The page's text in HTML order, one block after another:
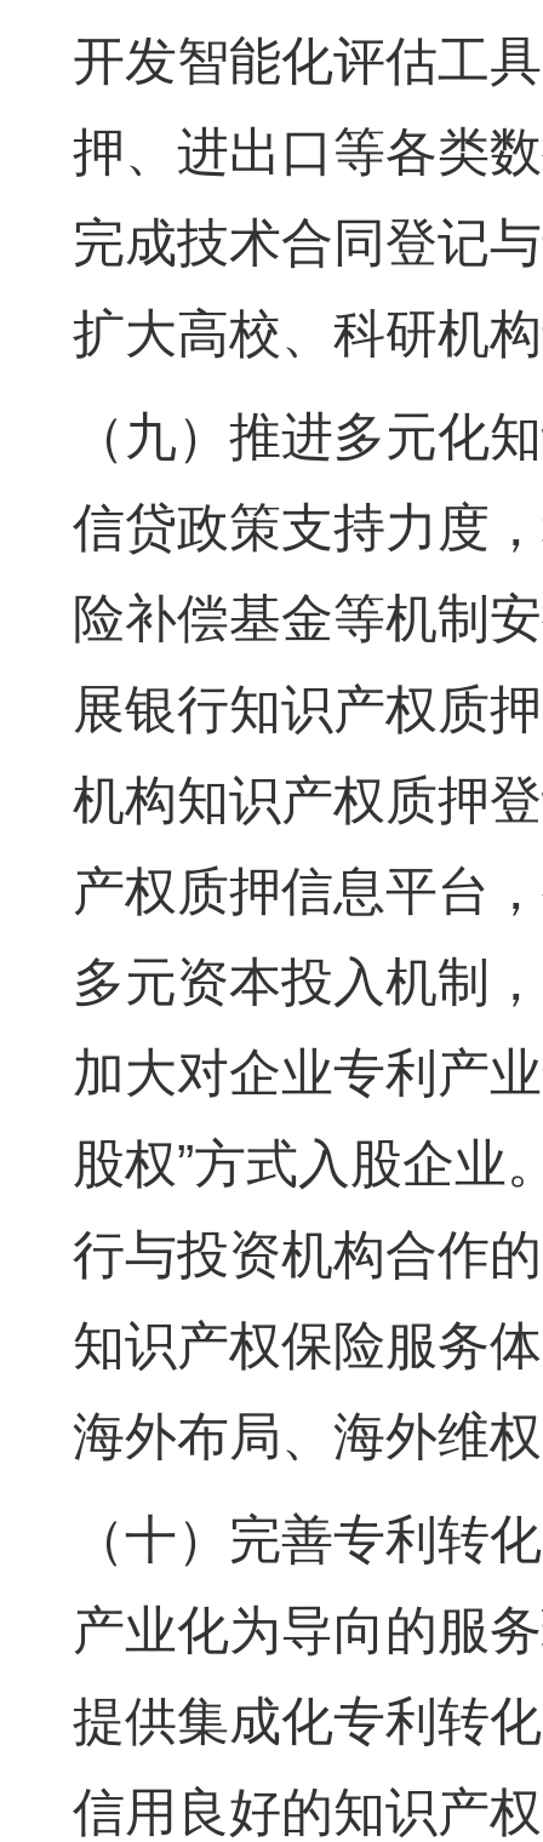
开发智能化评估工
押、进出口等各类
完成技术合同登记
扩大高校、科研机
（九）推进多元化
信贷政策支持力度
险补偿基金等机制
展银行知识产权质
机构知识产权质押
产权质押信息平台
多元资本投入机制
加大对企业专利产
股权”方式入股企业
行与投资机构合作
知识产权保险服务
海外布局、海外维
（十）完善专利转
产业化为导向的服
提供集成化专利转
信用良好的知识产